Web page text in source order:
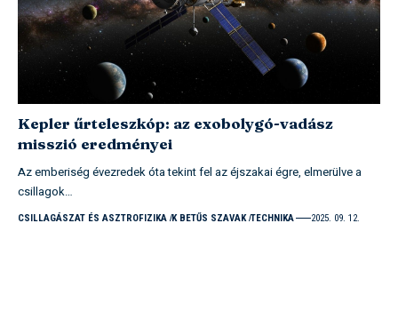
Kepler űrteleszkóp: az exobolygó-vadász
misszió eredményei
Az emberiség évezredek óta tekint fel az éjszakai égre, elmerülve a
csillagok…
CSILLAGÁSZAT ÉS ASZTROFIZIKA K BETŰS SZAVAK TECHNIKA 2025. 09. 12.